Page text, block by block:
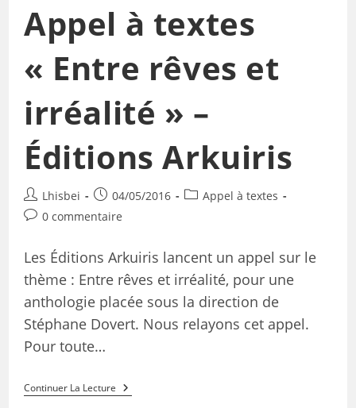
Appel à textes
« Entre rêves et
irréalité » –
Éditions Arkuiris
Lhisbei 04/05/2016
Appel à textes
0 commentaire
Les Éditions Arkuiris lancent un appel sur le
thème : Entre rêves et irréalité, pour une
anthologie placée sous la direction de
Stéphane Dovert. Nous relayons cet appel.
Pour toute…
Continuer La Lecture